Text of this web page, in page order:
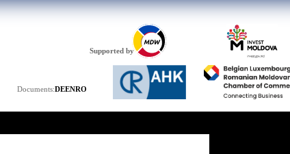
Supported by
Documents:DEENRO